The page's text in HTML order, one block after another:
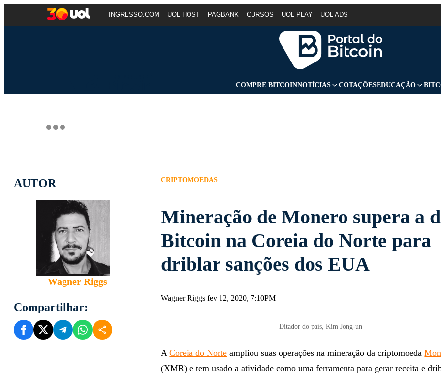
INGRESSO.COM UOL HOST PAGBANK CURSOS UOL PLAY UOL ADS
COMPRE BITCOINNOTÍCIAS COTAÇÕESEDUCAÇÃO
AUTOR
Wagner Riggs
Compartilhar:
CRIPTOMOEDAS
Mineração de Monero supera a
Bitcoin na Coreia do Norte para
driblar sanções dos EUA
Wagner Riggs fev 12, 2020, 7:10PM
Ditador do país, Kim Jong-un
ACoreia do Norte ampliou suas operações na mineração da criptomoeda
(XMR) e tem usado a atividade como uma ferramenta para gerar receita e